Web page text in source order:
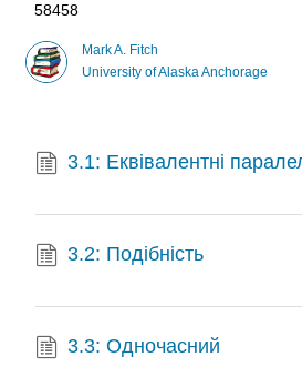
58458
Mark A. Fitch
University of Alaska Anchorage
3.1: Еквівалентні
3.2: Подібність
3.3: Одночасний